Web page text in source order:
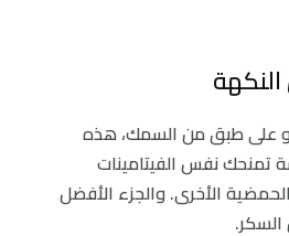
على طبق من السمك، هذه
تمنحك نفس الفيتامينات
الأخرى. والجزء الأفضل